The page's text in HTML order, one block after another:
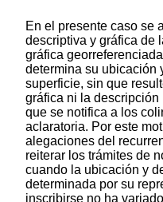
En el presente caso se
descriptiva y gráfica de
gráfica
determina su ubicación
superficie, sin que
gráfica ni la descripción
que se notifica a los
aclaratoria. Por este
alegaciones del
reiterar los trámites de
cuando la ubicación y
determinada por su
inscribirse no ha